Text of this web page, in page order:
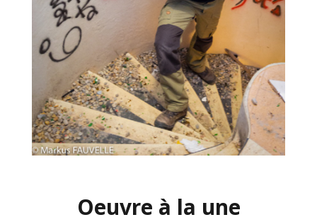
Oeuvre à la une